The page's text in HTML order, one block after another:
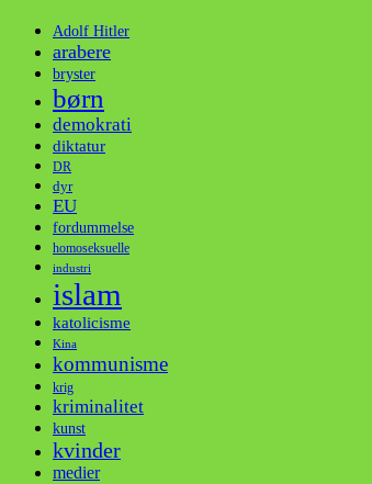
Adolf Hitler
arabere
bryster
børn
demokrati
diktatur
DR
dyr
EU
fordummelse
homoseksuelle
industri
islam
katolicisme
Kina
kommunisme
krig
kriminalitet
kunst
kvinder
medier